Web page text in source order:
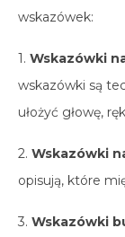
wskazówek:
1. Wskazówki
wskazówki są
ułożyć głowę,
2. Wskazówki
opisują, które
3. Wskazówki